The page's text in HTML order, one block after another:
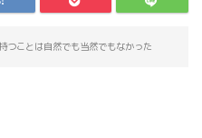
つことは自然でも当然でもなかった